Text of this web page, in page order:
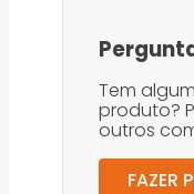
Tem
produto?
outros
FAZER